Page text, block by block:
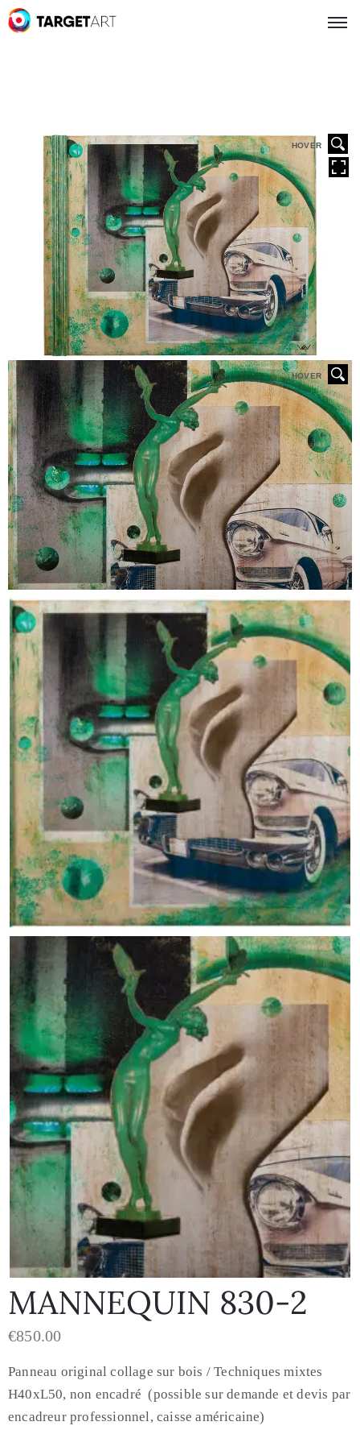
HOVER
HOVER
MANNEQUIN 830-2
€850.00
Panneau original collage sur bois / Techniques mixtes
H40xL50, non encadré (possible sur demande et devis par
encadreur professionnel, caisse américaine)